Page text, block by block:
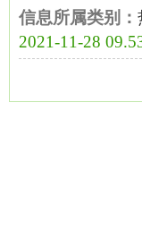
信息所属类别：
2021-11-28